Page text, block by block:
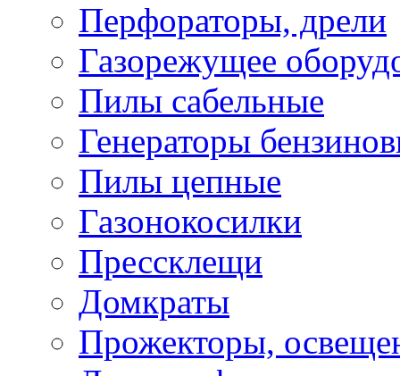
Перфораторы, дрели
Газорежущее
Пилы сабельные
Генераторы
Пилы цепные
Газонокосилки
Прессклещи
Домкраты
Прожекторы,